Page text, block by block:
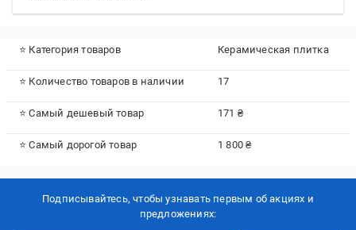
⭐ Категория товаров Керамическая плитка
⭐ Количество товаров в наличии 17
⭐ Самый дешевый товар 171 ₴
⭐ Самый дорогой товар 1 800 ₴
Подписывайтесь, чтобы узнавать первым об акцияx и
предложениях: